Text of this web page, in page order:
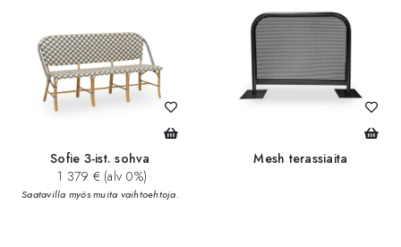
Sofie 3-ist. sohva
1 379 € (alv 0%)
Saatavilla myös muita vaihtoehtoja.
Mesh terassiaita